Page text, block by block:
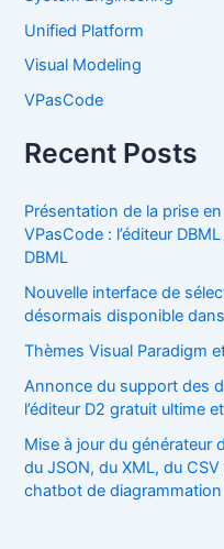
Unified Platform
Visual Modeling
VPasCode
Recent Posts
Présentation de la prise
VPasCode : l’éditeur
DBML
Nouvelle interface de
désormais disponible
Thèmes Visual Paradigm
Annonce du support des
l’éditeur D2 gratuit ultime
Mise à jour du générateur
du JSON, du XML, du
chatbot de